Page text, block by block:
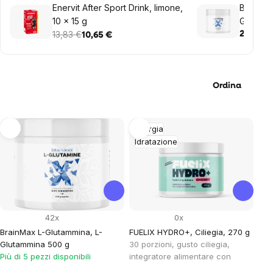
Enervit After Sport Drink, limone,
10 x 15 g
13,83 €10,65 € 20,36 €
Ordina
List
products
BrainMax L-Glutammina, L-
Glutammina 500 g
42x
Più di 5 pezzi disponibili
Energia
Idratazione
FUELIX HYDRO+, Ciliegia, 270 g
30 porzioni, gusto ciliegia,
integratore alimentare con
0x